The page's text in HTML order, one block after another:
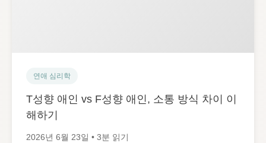
연애 심리학
T성향 애인 vs F성향 애인, 소통 방식 차이 이
해하기
2026년 6월 23일 • 3분 읽기